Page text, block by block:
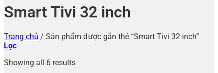
Smart Tivi 32 inch
Trang chủ / Sản phẩm được gắn thẻ “Smart Tivi 32 inch”
Lọc
Showing all 6 results